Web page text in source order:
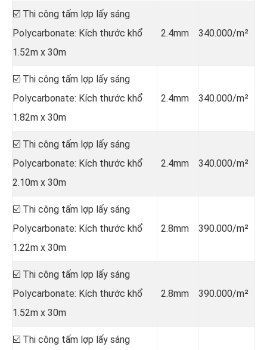
☑️ Thi công tấm lợp lấy sáng
Polycarbonate: Kích thước khổ
1.52m x 30m
2.4mm 340.000/m²
☑️ Thi công tấm lợp lấy sáng
Polycarbonate: Kích thước khổ
1.82m x 30m
2.4mm 340.000/m²
☑️ Thi công tấm lợp lấy sáng
Polycarbonate: Kích thước khổ
2.10m x 30m
2.4mm 340.000/m²
☑️ Thi công tấm lợp lấy sáng
Polycarbonate: Kích thước khổ
1.22m x 30m
2.8mm 390.000/m²
☑️ Thi công tấm lợp lấy sáng
Polycarbonate: Kích thước khổ
1.52m x 30m
2.8mm 390.000/m²
☑️ Thi công tấm lợp lấy sáng